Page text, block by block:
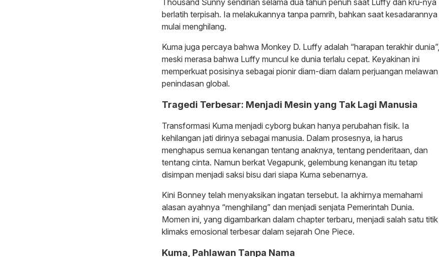
berlatih terpisah. Ia melakukannya tanpa pamrih, bahkan saat kesadarannya
mulai menghilang.
Kuma juga percaya bahwa Monkey D. Luffy adalah “harapan terakhir dunia”,
meski merasa bahwa Luffy muncul ke dunia terlalu cepat. Keyakinan ini
memperkuat posisinya sebagai pionir diam-diam dalam perjuangan melawan
penindasan global.
Tragedi Terbesar: Menjadi Mesin yang Tak Lagi Manusia
Transformasi Kuma menjadi cyborg bukan hanya perubahan fisik. Ia
kehilangan jati dirinya sebagai manusia. Dalam prosesnya, ia harus
menghapus semua kenangan tentang anaknya, tentang penderitaan, dan
tentang cinta. Namun berkat Vegapunk, gelembung kenangan itu tetap
disimpan menjadi saksi bisu dari siapa Kuma sebenarnya.
Kini Bonney telah menyaksikan ingatan tersebut. Ia akhirnya memahami
alasan ayahnya “menghilang” dan menjadi senjata Pemerintah Dunia.
Momen ini, yang digambarkan dalam chapter terbaru, menjadi salah satu titik
klimaks emosional terbesar dalam sejarah One Piece.
Kuma, Pahlawan Tanpa Nama